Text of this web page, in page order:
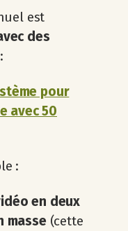
est
des
pour
avec 50
:
en deux
masse (cette